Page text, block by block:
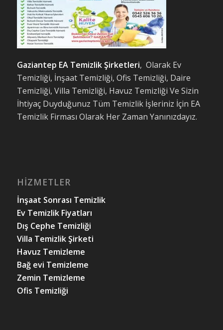
Gaziantep EA Temizlik Şirketleri, Olarak Ev
Temizliği, İnşaat Temizliği, Ofis Temizliği, Daire
Temizliği, Villa Temizliği, Havuz Temizliği Ve Sizin
İhtiyaç Duyduğunuz Tüm Temizlik İşleriniz İçin EA
Temizlik Firması Olarak Her Zaman Yanınızdayız.
HIZMETLER
İnşaat Sonrası Temizlik
Ev Temizlik Fiyatları
Dış Cephe Temizliği
Villa Temizlik Şirketi
Havuz Temizleme
Bağ evi Temizleme
Zemin Temizleme
Ofis Temizliği